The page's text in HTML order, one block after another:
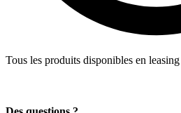
Tous les produits disponibles en